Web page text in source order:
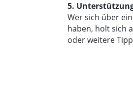
5.
Wer sich über
haben, holt sich
oder weitere